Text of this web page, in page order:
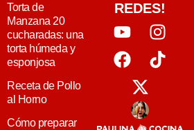
Torta de
Manzana 20
cucharadas: una
torta húmeda y
esponjosa
Receta de Pollo
al Horno
Cómo preparar
REDES!